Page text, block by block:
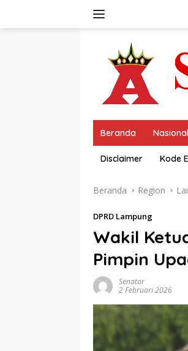
Beranda Nasional
Disclaimer Kode
Beranda Region
DPRD Lampung
Wakil
Pimpin
Senator
2 Februari 2026